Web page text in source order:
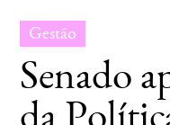
Gestão
Senado
da